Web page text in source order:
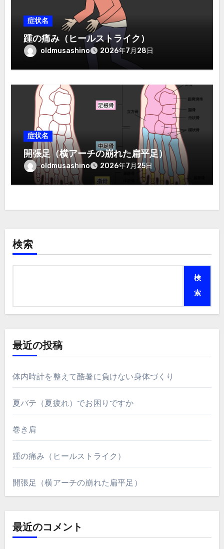
症状名
踵の痛み（ヒールストライク）
oldmusashino 2026年7月28日
症状名
開張足（横アーチの崩れた扁平足）
oldmusashino 2026年7月25日
検索
検
索
最近の投稿
体内時計を整えて酷暑に負けない身体づくり
夏バテ（夏疲れ）でお困りですか
巻き肩
踵の痛み（ヒールストライク）
開張足（横アーチの崩れた扁平足）
最近のコメント